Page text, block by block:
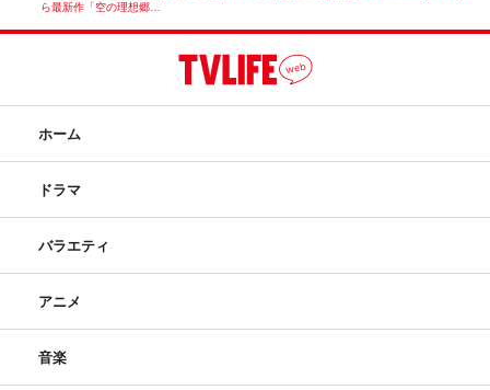
ら最新作「空の理想郷…
ホーム
ドラマ
バラエティ
アニメ
音楽